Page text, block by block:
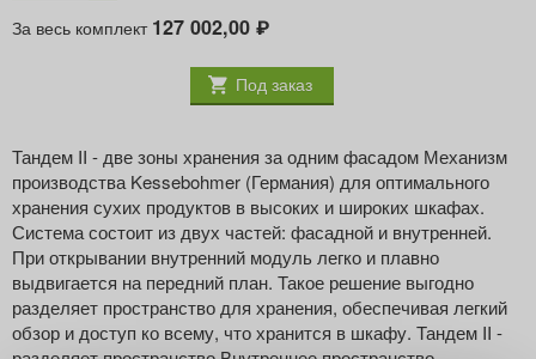
За весь комплект 127 002,00 ₽
Под заказ
Тандем II - две зоны хранения за одним фасадом Механизм
производства Kessebohmer (Германия) для оптимального
хранения сухих продуктов в высоких и широких шкафах.
Система состоит из двух частей: фасадной и внутренней.
При открывании внутренний модуль легко и плавно
выдвигается на передний план. Такое решение выгодно
разделяет пространство для хранения, обеспечивая легкий
обзор и доступ ко всему, что хранится в шкафу. Тандем II -